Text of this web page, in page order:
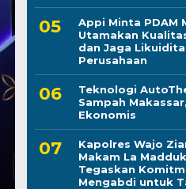
Appi Minta PDAM
Utamakan
dan Jaga
Perusahaan
Teknologi
Sampah
Ekonomis
Kapolres Wajo
Makam La
Tegaskan
Mengabdi untuk